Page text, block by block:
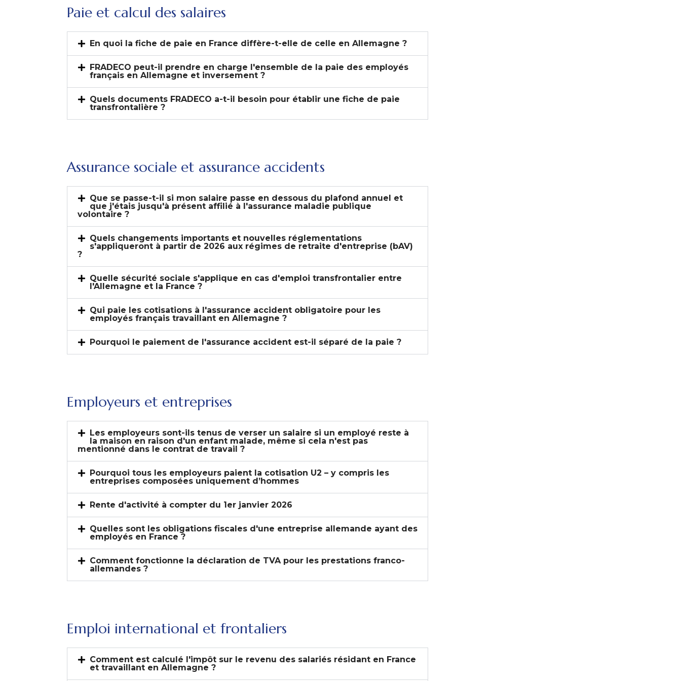
Paie et calcul des salaires
En quoi la fiche de paie en France diffère-t-elle de celle en Allemagne ?
FRADECO peut-il prendre en charge l'ensemble de la paie des employés
français en Allemagne et inversement ?
Quels documents FRADECO a-t-il besoin pour établir une fiche de paie
transfrontalière ?
Assurance sociale et assurance accidents
Que se passe-t-il si mon salaire passe en dessous du plafond annuel et
que j'étais jusqu'à présent affilié à l'assurance maladie publique
volontaire ?
Quels changements importants et nouvelles réglementations
s'appliqueront à partir de 2026 aux régimes de retraite d'entreprise (bAV)
?
Quelle sécurité sociale s'applique en cas d'emploi transfrontalier entre
l'Allemagne et la France ?
Qui paie les cotisations à l'assurance accident obligatoire pour les
employés français travaillant en Allemagne ?
Pourquoi le paiement de l'assurance accident est-il séparé de la paie ?
Employeurs et entreprises
Les employeurs sont-ils tenus de verser un salaire si un employé reste à
la maison en raison d'un enfant malade, même si cela n'est pas
mentionné dans le contrat de travail ?
Pourquoi tous les employeurs paient la cotisation U2 – y compris les
entreprises composées uniquement d’hommes
Rente d'activité à compter du 1er janvier 2026
Quelles sont les obligations fiscales d'une entreprise allemande ayant des
employés en France ?
Comment fonctionne la déclaration de TVA pour les prestations franco-
allemandes ?
Emploi international et frontaliers
Comment est calculé l'impôt sur le revenu des salariés résidant en France
et travaillant en Allemagne ?